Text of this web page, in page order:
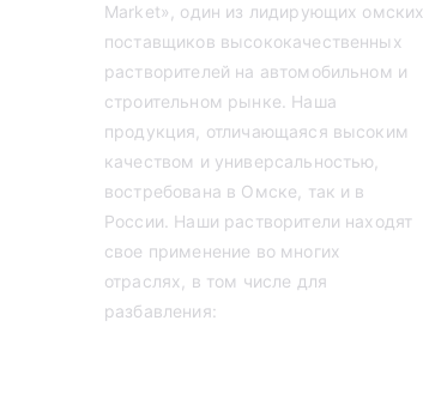
Market», один из лидирующих омских
поставщиков высококачественных
растворителей на автомобильном и
строительном рынке. Наша
продукция, отличающаяся высоким
качеством и универсальностью,
востребована в Омске, так и в
России. Наши растворители находят
свое применение во многих
отраслях, в том числе для
разбавления: